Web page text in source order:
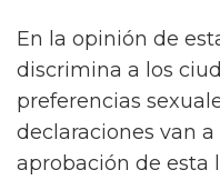
En la opinión de
discrimina a los
preferencias
declaraciones van
aprobación de esta